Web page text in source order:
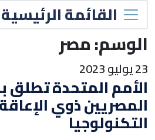
القائمة الرئيسية
الوسم:مصر
23 يوليو 2023
الأمم المتحدة تطلق
المصريين ذوي
التكنولوجيا